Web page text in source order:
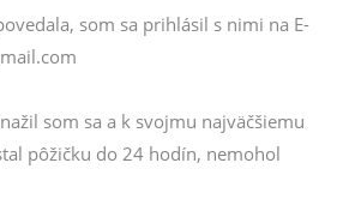
som sa prihlásil s nimi na E-
som sa a k svojmu najväčšiemu
pôžičku do 24 hodín, nemohol